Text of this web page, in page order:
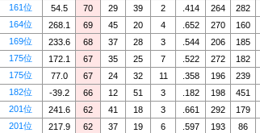
161位 54.5 70 29 39 2 .414 264 282
164位 268.1 69 45 20 4 .652 270 160
169位 233.6 68 37 28 3 .544 206 185
175位 172.1 67 35 25 7 .522 272 182
175位 77.0 67 24 32 11 .358 196 239
182位 -39.2 66 12 51 3 .182 198 451
201位 241.6 62 41 18 3 .661 292 179
201位 217.9 62 37 19 6 .597 193 86